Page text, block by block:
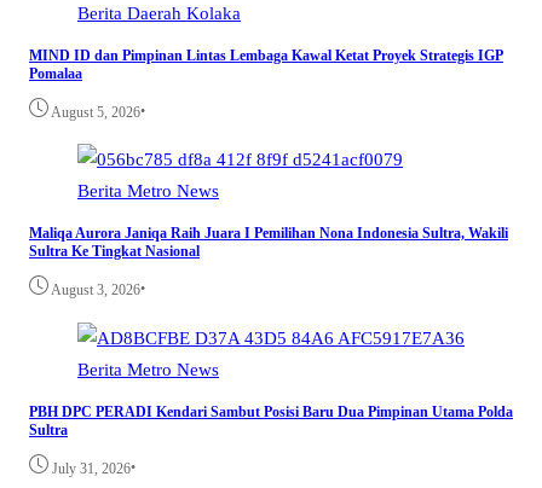
Berita Daerah Kolaka
MIND ID dan Pimpinan Lintas Lembaga Kawal Ketat Proyek Strategis IGP
Pomalaa
August 5, 2026•
Berita Metro News
Maliqa Aurora Janiqa Raih Juara I Pemilihan Nona Indonesia Sultra, Wakili
Sultra Ke Tingkat Nasional
August 3, 2026•
Berita Metro News
PBH DPC PERADI Kendari Sambut Posisi Baru Dua Pimpinan Utama Polda
Sultra
July 31, 2026•